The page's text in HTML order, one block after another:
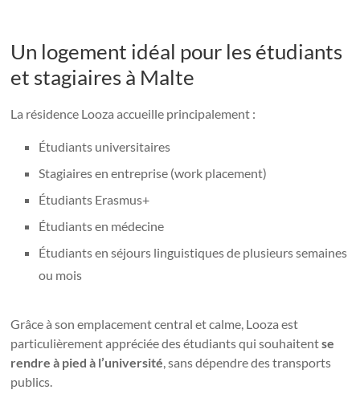
Un logement idéal pour les étudiants
et stagiaires à Malte
La résidence Looza accueille principalement :
Étudiants universitaires
Stagiaires en entreprise (work placement)
Étudiants Erasmus+
Étudiants en médecine
Étudiants en séjours linguistiques de plusieurs semaines
ou mois
Grâce à son emplacement central et calme, Looza est
particulièrement appréciée des étudiants qui souhaitentse
rendre à pied à l’université, sans dépendre des transports
publics.